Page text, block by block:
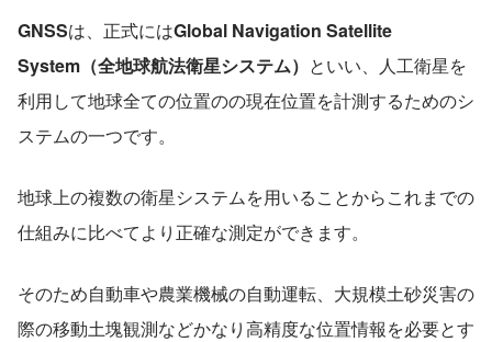
GNSSは、正式にはGlobal Navigation Satellite
System（全地球航法衛星システム） といい、人工衛星を
利用して地球全ての位置のの現在位置を計測するためのシ
ステムの一つです。
地球上の複数の衛星システムを用いることからこれまでの
仕組みに比べてより正確な測定ができます。
そのため自動車や農業機械の自動運転、大規模土砂災害の
際の移動土塊観測などかなり高精度な位置情報を必要とす